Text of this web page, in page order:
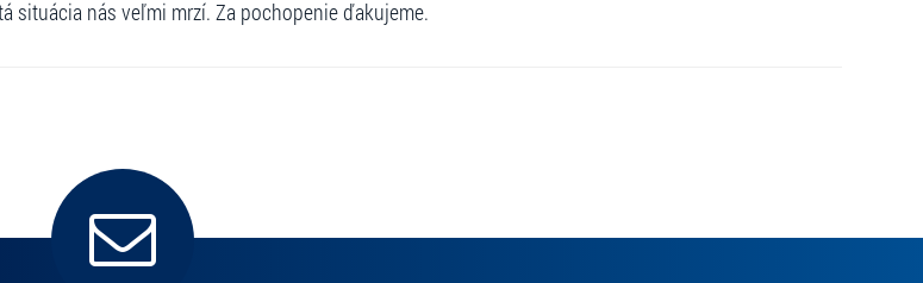
situácia nás veľmi mrzí. Za pochopenie ďakujeme.